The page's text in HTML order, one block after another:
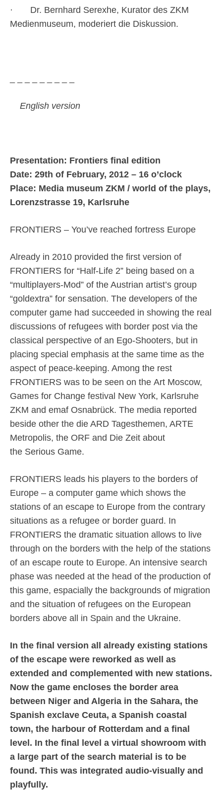
· Dr. Bernhard Serexhe, Kurator des ZKM
Medienmuseum, moderiert die Diskussion.
English version
Presentation: Frontiers final edition
Date: 29th of February, 2012 – 16 o’clock
Place: Media museum ZKM / world of the plays,
Lorenzstrasse 19, Karlsruhe
FRONTIERS – You’ve reached fortress Europe
Already in 2010 provided the first version of
FRONTIERS for “Half-Life 2” being based on a
“multiplayers-Mod” of the Austrian artist’s group
“goldextra” for sensation. The developers of the
computer game had succeeded in showing the real
discussions of refugees with border post via the
classical perspective of an Ego-Shooters, but in
placing special emphasis at the same time as the
aspect of peace-keeping. Among the rest
FRONTIERS was to be seen on the Art Moscow,
Games for Change festival New York, Karlsruhe
ZKM and emaf Osnabrück. The media reported
beside other the die ARD Tagesthemen, ARTE
Metropolis, the ORF and Die Zeit about
the Serious Game.
FRONTIERS leads his players to the borders of
Europe – a computer game which shows the
stations of an escape to Europe from the contrary
situations as a refugee or border guard. In
FRONTIERS the dramatic situation allows to live
through on the borders with the help of the stations
of an escape route to Europe. An intensive search
phase was needed at the head of the production of
this game, espacially the backgrounds of migration
and the situation of refugees on the European
borders above all in Spain and the Ukraine.
In the final version all already existing stations
of the escape were reworked as well as
extended and complemented with new stations.
Now the game encloses the border area
between Niger and Algeria in the Sahara, the
Spanish exclave Ceuta, a Spanish coastal
town, the harbour of Rotterdam and a final
level. In the final level a virtual showroom with
a large part of the search material is to be
found. This was integrated audio-visually and
playfully.